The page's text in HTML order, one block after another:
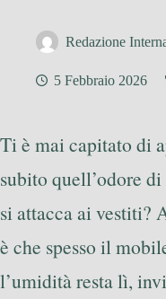
Redazione
5 Febbraio 2026
Ti è mai capitato di
subito quell’odore
si attacca ai vestiti?
è che spesso il
l’umidità resta lì,